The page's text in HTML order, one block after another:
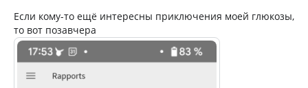
Если кому-то ещё интересны приключения моей глюкозы,
то вот позавчера